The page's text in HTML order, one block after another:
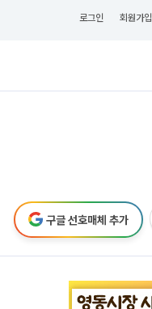
로그인 회원가입
구글 선호매체 추가